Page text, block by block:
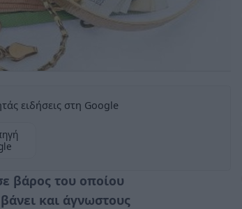
ειδήσεις στη Google
βάρος του οποίου
και άγνωστους